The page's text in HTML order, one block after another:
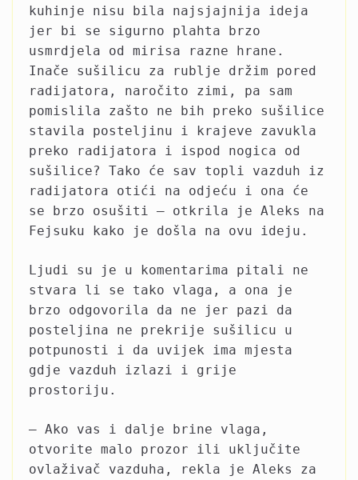
kuhinje nisu bila najsjajnija ideja
jer bi se sigurno plahta brzo
usmrdjela od mirisa razne hrane.
Inače sušilicu za rublje držim pored
radijatora, naročito zimi, pa sam
pomislila zašto ne bih preko sušilice
stavila posteljinu i krajeve zavukla
preko radijatora i ispod nogica od
sušilice? Tako će sav topli vazduh iz
radijatora otići na odjeću i ona će
se brzo osušiti – otkrila je Aleks na
Fejsuku kako je došla na ovu ideju.
Ljudi su je u komentarima pitali ne
stvara li se tako vlaga, a ona je
brzo odgovorila da ne jer pazi da
posteljina ne prekrije sušilicu u
potpunosti i da uvijek ima mjesta
gdje vazduh izlazi i grije
prostoriju.
– Ako vas i dalje brine vlaga,
otvorite malo prozor ili uključite
ovlaživač vazduha, rekla je Aleks za